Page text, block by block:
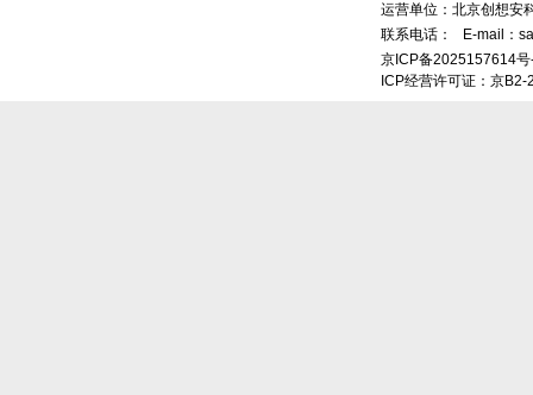
运营单位：北京创想安
联系电话：
E-mail：
京ICP备2025157614
ICP经营许可证：京